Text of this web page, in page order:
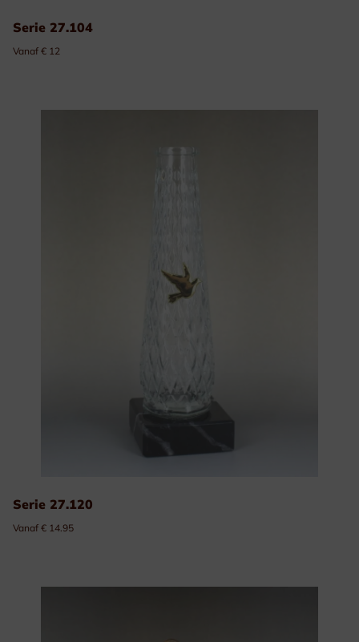
Serie 27.104
Vanaf € 12
Serie 27.120
Vanaf € 14.95